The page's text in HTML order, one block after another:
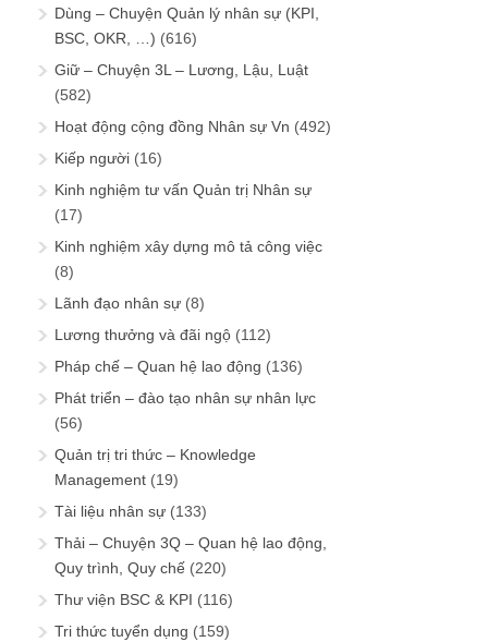
Dùng – Chuyện Quản lý nhân sự (KPI,
BSC, OKR, …) (616)
Giữ – Chuyện 3L – Lương, Lậu, Luật
(582)
Hoạt động cộng đồng Nhân sự Vn (492)
Kiếp người (16)
Kinh nghiệm tư vấn Quản trị Nhân sự
(17)
Kinh nghiệm xây dựng mô tả công việc
(8)
Lãnh đạo nhân sự (8)
Lương thưởng và đãi ngộ (112)
Pháp chế – Quan hệ lao động (136)
Phát triển – đào tạo nhân sự nhân lực
(56)
Quản trị tri thức – Knowledge
Management (19)
Tài liệu nhân sự (133)
Thải – Chuyện 3Q – Quan hệ lao động,
Quy trình, Quy chế (220)
Thư viện BSC & KPI (116)
Tri thức tuyển dụng (159)